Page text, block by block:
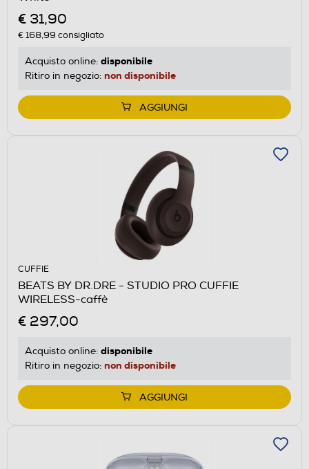
€ 31,90
€ 168,99 consigliato
Acquisto online: disponibile
Ritiro in negozio: non disponibile
AGGIUNGI
CUFFIE
BEATS BY DR.DRE - STUDIO PRO CUFFIE
WIRELESS-caffè
€ 297,00
Acquisto online: disponibile
Ritiro in negozio: non disponibile
AGGIUNGI